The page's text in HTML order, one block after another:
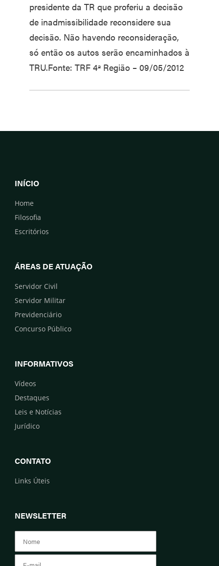
presidente da TR que proferiu a decisão
de inadmissibilidade reconsidere sua
decisão. Não havendo reconsideração,
só então os autos serão encaminhados à
TRU.Fonte: TRF 4ª Região – 09/05/2012
INÍCIO
Home
Filosofia
Escritórios
ÁREAS DE ATUAÇÃO
Servidor Civil
Servidor Militar
Previdenciário
Concurso Público
INFORMATIVOS
Vídeos
Destaques
Leis e Notícias
Jurídico
CONTATO
Links Úteis
NEWSLETTER